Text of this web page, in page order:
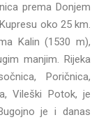
prema Donjem
oko 25 km.
Kalin (1530 m),
manjim. Rijeka
Poričnica,
Vileški Potok, je
je i danas